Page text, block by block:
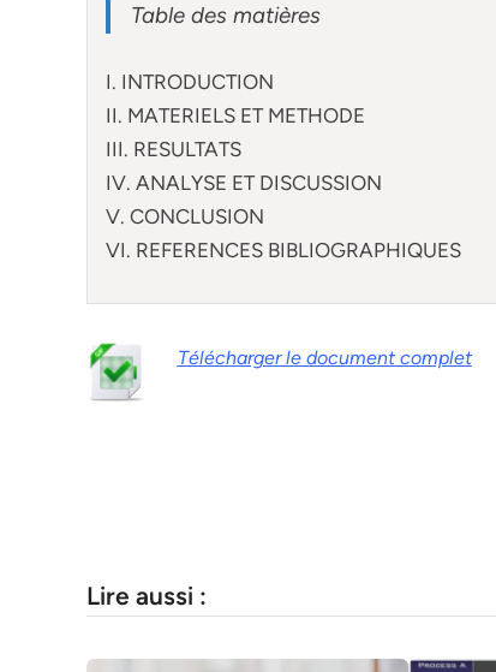
Table des matières
I. INTRODUCTION
II. MATERIELS ET METHODE
III. RESULTATS
IV. ANALYSE ET DISCUSSION
V. CONCLUSION
VI. REFERENCES BIBLIOGRAPHIQUES
Télécharger le document complet
Lire aussi :